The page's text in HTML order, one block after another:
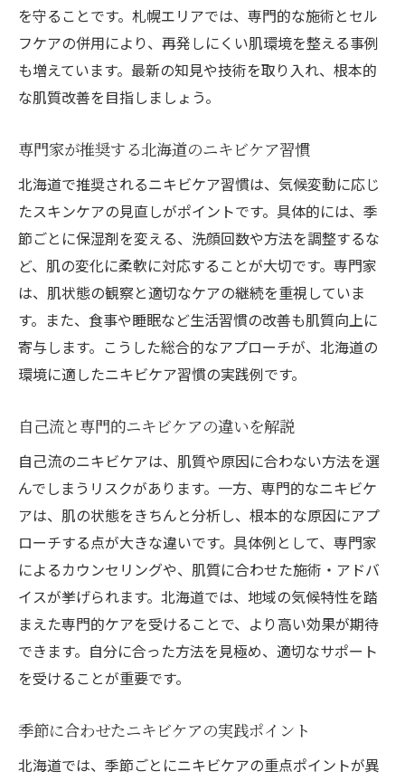
保険適用のニキビ治療選びのポイント
保険適用のニキビケア治療法と選び方
美容法と保険治療の違いを正しく理解
保険が使えるニキビケア治療の最新情報
自己負担を抑えるニキビケアの賢い選択
美容法と保険適用治療の組み合わせ活用法
大人ニキビ対策に役立つ生活習慣とは
大人の肌に合う生活習慣でニキビケア強化
美容法と生活習慣の両面からニキビ対策
ストレス改善がもたらすニキビケア効果
日常生活でできる大人ニキビケアの工夫
睡眠や食事を意識したニキビケアの基本
生活習慣見直しで叶える健やかな肌づくり
ピーリングによる安全なニキビケアの進化
美容法としてのピーリング活用ポイント
肌へのやさしさを重視したニキビケア法
ピーリングと他のニキビケアの併用効果
ピーリングの選び方と注意点を詳しく解説
セルフピーリングと専門施術の違いを比較
自分に合う美容法で健やかな肌を目指す
肌質に合った美容法でニキビケアを実践
自分らしいニキビケアで美肌を目指す方法
美容法選びで失敗しないためのポイント
を守ることです。札幌エリアでは、専門的な施術とセル
フケアの併用により、再発しにくい肌環境を整える事例
も増えています。最新の知見や技術を取り入れ、根本的
な肌質改善を目指しましょう。
専門家が推奨する北海道のニキビケア習慣
北海道で推奨されるニキビケア習慣は、気候変動に応じ
たスキンケアの見直しがポイントです。具体的には、季
節ごとに保湿剤を変える、洗顔回数や方法を調整するな
ど、肌の変化に柔軟に対応することが大切です。専門家
は、肌状態の観察と適切なケアの継続を重視していま
す。また、食事や睡眠など生活習慣の改善も肌質向上に
寄与します。こうした総合的なアプローチが、北海道の
環境に適したニキビケア習慣の実践例です。
自己流と専門的ニキビケアの違いを解説
自己流のニキビケアは、肌質や原因に合わない方法を選
んでしまうリスクがあります。一方、専門的なニキビケ
アは、肌の状態をきちんと分析し、根本的な原因にアプ
ローチする点が大きな違いです。具体例として、専門家
によるカウンセリングや、肌質に合わせた施術・アドバ
イスが挙げられます。北海道では、地域の気候特性を踏
まえた専門的ケアを受けることで、より高い効果が期待
できます。自分に合った方法を見極め、適切なサポート
を受けることが重要です。
季節に合わせたニキビケアの実践ポイント
北海道では、季節ごとにニキビケアの重点ポイントが異